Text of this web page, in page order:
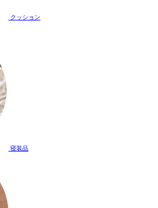
クッション
寝装品